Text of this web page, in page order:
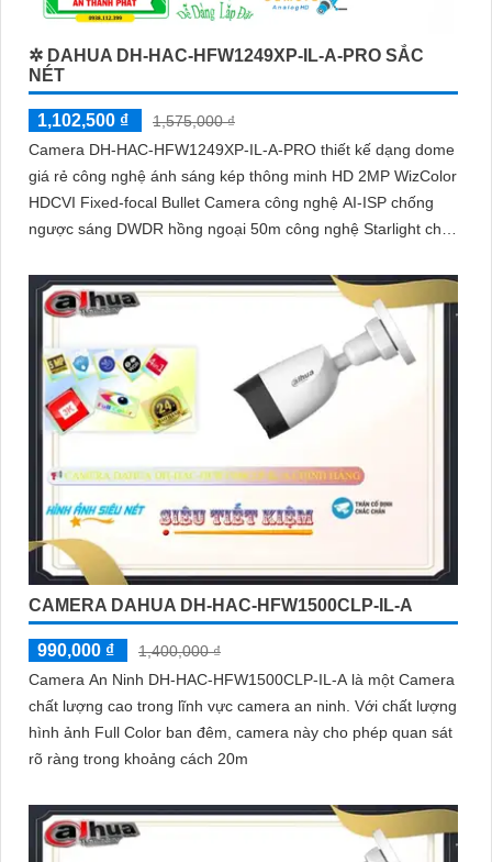
✲ DAHUA DH-HAC-HFW1249XP-IL-A-PRO SẮC
NÉT
1,102,500 ₫
1,575,000 ₫
Camera DH-HAC-HFW1249XP-IL-A-PRO thiết kế dạng dome
giá rẻ công nghệ ánh sáng kép thông minh HD 2MP WizColor
HDCVI Fixed-focal Bullet Camera công nghệ AI-ISP chống
ngược sáng DWDR hồng ngoại 50m công nghệ Starlight cho
xưởng
CAMERA DAHUA DH-HAC-HFW1500CLP-IL-A
990,000 ₫
1,400,000 ₫
Camera An Ninh DH-HAC-HFW1500CLP-IL-A là một Camera
chất lượng cao trong lĩnh vực camera an ninh. Với chất lượng
hình ảnh Full Color ban đêm, camera này cho phép quan sát
rõ ràng trong khoảng cách 20m